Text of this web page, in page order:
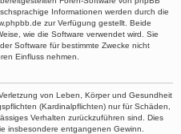
Informationen werden durch die
zur Verfügung gestellt. Beide
wie die Software verwendet wird. Sie
Software für bestimmte Zwecke nicht
Einfluss nehmen.
von Leben, Körper und Gesundheit
(Kardinalpflichten) nur für Schäden,
Verhalten zurückzuführen sind. Dies
insbesondere entgangenen Gewinn.